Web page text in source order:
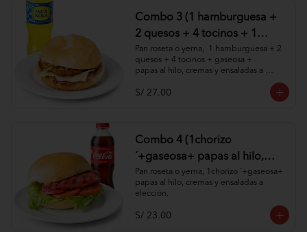
Combo 3 (1 hamburguesa +
2 quesos + 4 tocinos + 1
gaseosa + papas al hilo,
cremas y ensaladas )
Pan roseta o yema,  1 hamburguesa + 2
quesos + 4 tocinos + gaseosa +
papas al hilo, cremas y ensaladas a
S/ 27.00
Combo 4 (1chorizo
´+gaseosa+ papas al hilo,
cremas y ensaladas )
Pan roseta o yema, 1chorizo ´+gaseosa+
papas al hilo, cremas y ensaladas a
elección.
S/ 23.00